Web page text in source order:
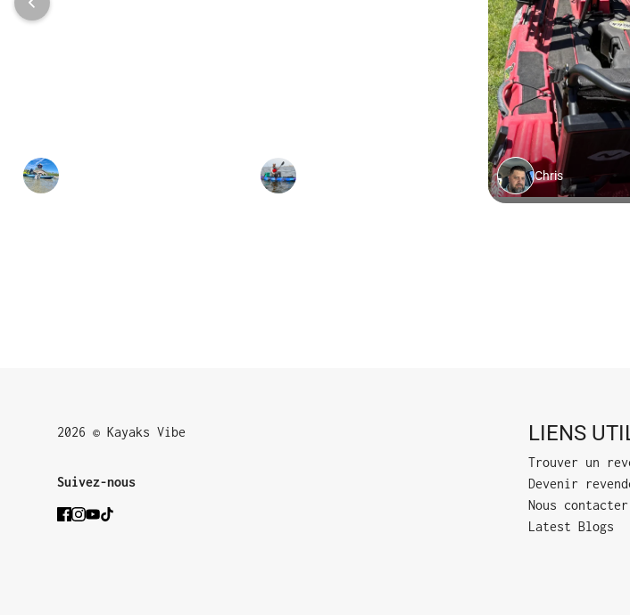
2026 © Kayaks Vibe
Suivez-nous
LIENS
Trouver un
Devenir
Nous contacter
Latest Blogs